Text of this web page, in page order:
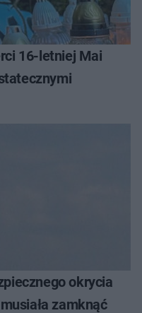
16-letniej Mai
okrycia
zamknąć